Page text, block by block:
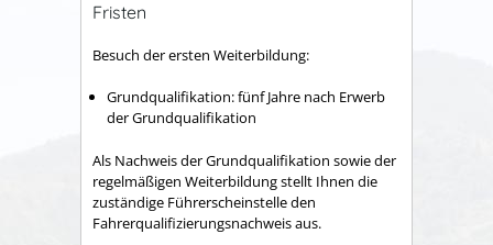
Fristen
Besuch der ersten Weiterbildung:
Grundqualifikation: fünf Jahre nach Erwerb
der Grundqualifikation
Als Nachweis der Grundqualifikation sowie der
regelmäßigen Weiterbildung stellt Ihnen die
zuständige Führerscheinstelle den
Fahrerqualifizierungsnachweis aus.